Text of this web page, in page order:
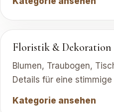
Floristik & Dekoration
Blumen, Traubogen,
Details für eine
Kategorie ansehen